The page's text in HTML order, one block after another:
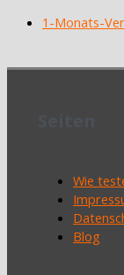
1-Monats-
Wie
Blog